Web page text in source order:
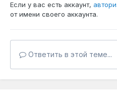
Если у вас есть аккаунт,
от имени своего аккаунта.
Ответить в этой теме...